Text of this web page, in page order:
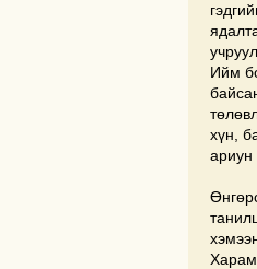
Ийм
хүн,
ариун